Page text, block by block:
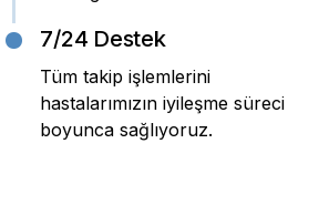
7/24 Destek
Tüm takip işlemlerini
hastalarımızın iyileşme süreci
boyunca sağlıyoruz.